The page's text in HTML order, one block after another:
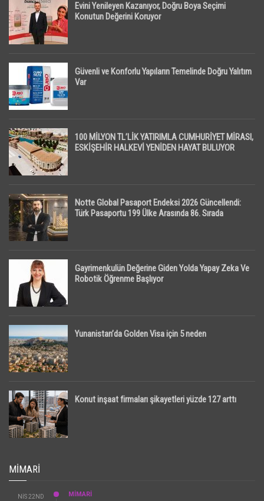
Evini Yenileyen Kazanıyor, Doğru Boya Seçimi
Konutun Değerini Koruyor
Güvenli ve Konforlu Yapıların Temelinde Doğru Yalıtım
Var
100 MİLYON TL’LİK YATIRIMLA CUMHURİYET MİRASI,
ESKİŞEHİR HALKEVİ YENİDEN HAYAT BULUYOR
Notte Global Pasaport Endeksi 2026 Güncellendi:
Türk Pasaportu 199 Ülke Arasında 86. Sırada
Gayrimenkulün Değerine Giden Yolda Yapay Zeka Ve
Robotik Öğrenme Başlıyor
Yunanistan’da Golden Visa için 5 neden
Konut inşaat firmaları şikayetleri yüzde 127 arttı
MIMARI
NIS 22ND
MİMARİ